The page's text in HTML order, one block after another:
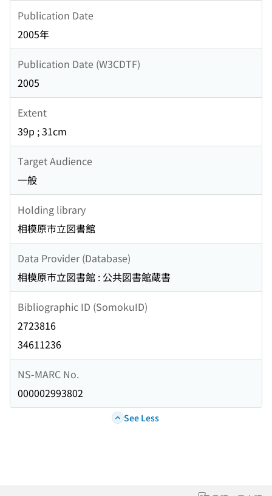
Publication Date
2005年
Publication Date (W3CDTF)
2005
Extent
39p ; 31cm
Target Audience
一般
Holding library
相模原市立図書館
Data Provider (Database)
相模原市立図書館 : 公共図書館蔵書
Bibliographic ID (SomokuID)
2723816
34611236
NS-MARC No.
000002993802
See Less